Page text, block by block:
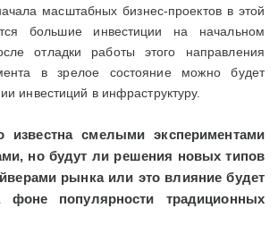
масштабных бизнес-проектов в этой
большие инвестиции на начальном
отладки работы этого направления
в зрелое состояние можно будет
инвестиций в инфраструктуру.
известна смелыми экспериментами
но будут ли решения новых типов
рынка или это влияние будет
фоне популярности традиционных